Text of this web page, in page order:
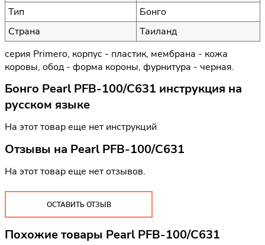
Тип
Бонго
Страна
Таиланд
серия Primero, корпус - пластик, мембрана - кожа
коровы, обод - форма короны, фурнитура - черная.
Бонго Pearl PFB-100/C631 инструкция на
русском языке
На этот товар еще нет инструкций
Отзывы на Pearl PFB-100/C631
На этот товар еще нет отзывов.
ОСТАВИТЬ ОТЗЫВ
Похожие товары Pearl PFB-100/C631